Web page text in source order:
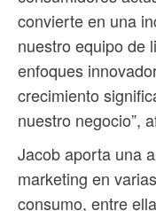
convierte en una
nuestro equipo de
enfoques
crecimiento
nuestro negocio”,
Jacob aporta una
marketing en
consumo, entre